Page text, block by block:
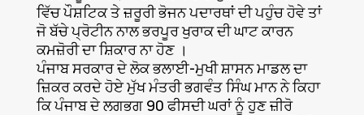
ਵਿੱਚ ਪੌਸ਼ਟਿਕ ਤੇ ਜ਼ਰੂਰੀ ਭੋਜਨ ਪਦਾਰਥਾਂ ਦੀ ਪਹੁੰਚ ਹੋਵੇ ਤਾਂ
ਜੋ ਬੱਚੇ ਪ੍ਰੋਟੀਨ ਨਾਲ ਭਰਪੂਰ ਖੁਰਾਕ ਦੀ ਘਾਟ ਕਾਰਨ
ਕਮਜ਼ੋਰੀ ਦਾ ਸ਼ਿਕਾਰ ਨਾ ਹੋਣ ।
ਪੰਜਾਬ ਸਰਕਾਰ ਦੇ ਲੋਕ ਭਲਾਈ-ਮੁਖੀ ਸ਼ਾਸਨ ਮਾਡਲ ਦਾ
ਜ਼ਿਕਰ ਕਰਦੇ ਹੋਏ ਮੁੱਖ ਮੰਤਰੀ ਭਗਵੰਤ ਸਿੰਘ ਮਾਨ ਨੇ ਕਿਹਾ
ਕਿ ਪੰਜਾਬ ਦੇ ਲਗਭਗ 90 ਫੀਸਦੀ ਘਰਾਂ ਨੂੰ ਹੁਣ ਜ਼ੀਰੋ